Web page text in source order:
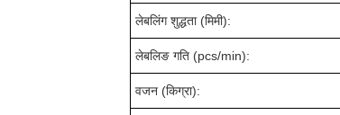
लेबलिंग शुद्धता (मिमी):
लेबलिङ गति (pcs/min):
वजन (किग्रा):